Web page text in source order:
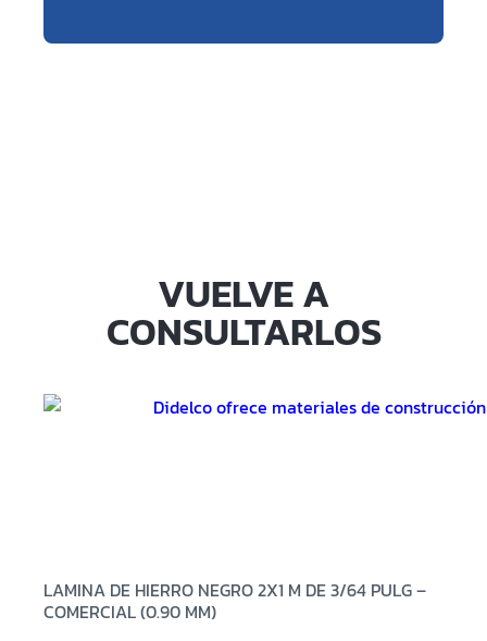
VUELVE A
CONSULTARLOS
LAMINA DE HIERRO NEGRO 2X1 M DE 3/64 PULG –
COMERCIAL (0.90 MM)